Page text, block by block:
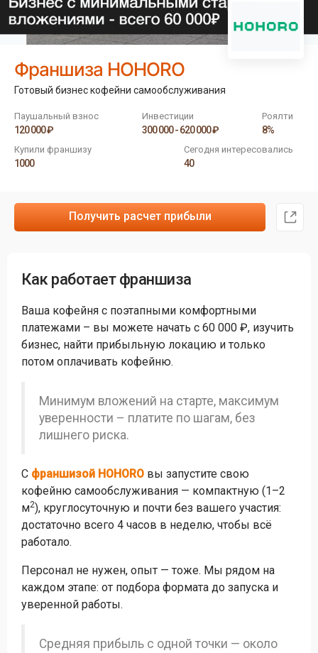
Франшиза HOHORO
Готовый бизнес кофейни самообслуживания
Паушальный взнос
120 000 ₽
Инвестиции
300 000 - 620 000 ₽
Роялти
8%
Купили франшизу
1000
Сегодня интересовались
40
Получить расчет прибыли
Как работает франшиза
Ваша кофейня с поэтапными комфортными
платежами – вы можете начать с 60 000 ₽, изучить
бизнес, найти прибыльную локацию и только
потом оплачивать кофейню.
Минимум вложений на старте, максимум
уверенности – платите по шагам, без
лишнего риска.
С франшизой HOHORO вы запустите свою
кофейню самообслуживания — компактную (1–2
м2), круглосуточную и почти без вашего участия:
достаточно всего 4 часов в неделю, чтобы всё
работало.
Персонал не нужен, опыт — тоже. Мы рядом на
каждом этапе: от подбора формата до запуска и
уверенной работы.
Средняя прибыль с одной точки — около